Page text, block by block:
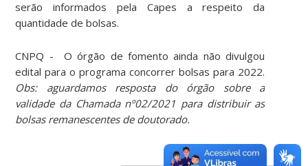
serão informados pela Capes a respeito da
quantidade de bolsas.
CNPQ - O órgão de fomento ainda não divulgou
edital para o programa concorrer bolsas para 2022.
Obs: aguardamos resposta do órgão sobre a
validade da Chamada nº02/2021 para distribuir as
bolsas remanescentes de doutorado.